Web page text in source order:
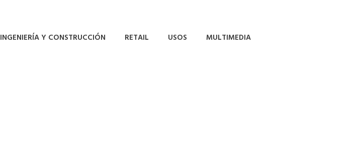
INGENIERÍA Y CONSTRUCCIÓN RETAIL USOS MULTIMEDIA